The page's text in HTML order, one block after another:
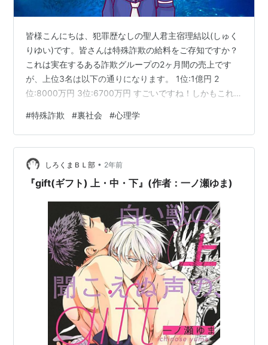
皆様こんにちは、犯罪歴なしの聖人君主宿理結以(しゅく
りゆい)です。皆さんは特殊詐欺の給料をご存知ですか？
これは実在するある詐欺グループの2ヶ月間の売上です
が、上位3名は以下の通りになります。 1位:1億円 2
位:8000万円 3位:6700万円 すごいですね！しかもこれ
りになります。さらにこの違法な仕事を半年間続けたら
以下の通りになります。 1位:6億円 2位:2億4000万円 3
位:2億100万円 単純に3倍しただけですが、これを見ると
生涯賃金に届いている事が分かります。つまり、特殊詐
欺を半年間だけやって逃げ切れば一生働かなくて済みま
#特殊詐欺 #裏社会 #心理学
しろくまＢＬ部 • 2年前
『gift(ギフト) 上・中・下』(作者：一ノ瀬ゆま)